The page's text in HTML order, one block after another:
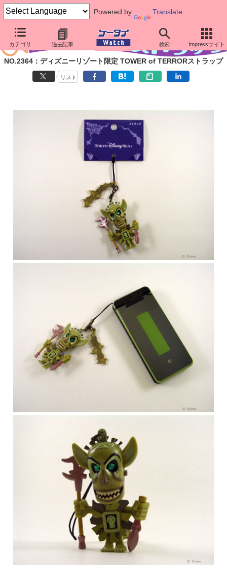
Powered by Translate
カテゴリ 過去記事 検索 Impressサイト
NO.2364：ディズニーリゾート限定 TOWER of TERRORストラップ
リスト